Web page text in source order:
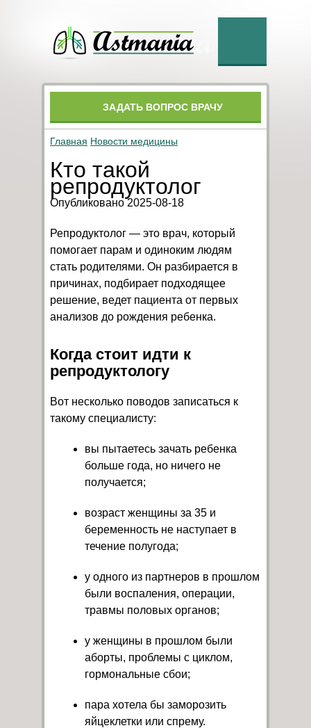
ЗАДАТЬ ВОПРОС ВРАЧУ
Главная Новости медицины
Кто такой
репродуктолог
Опубликовано 2025-08-18
Репродуктолог — это врач, который
помогает парам и одиноким людям
стать родителями. Он разбирается в
причинах, подбирает подходящее
решение, ведет пациента от первых
анализов до рождения ребенка.
Когда стоит идти к
репродуктологу
Вот несколько поводов записаться к
такому специалисту:
вы пытаетесь зачать ребенка
больше года, но ничего не
получается;
возраст женщины за 35 и
беременность не наступает в
течение полугода;
у одного из партнеров в прошлом
были воспаления, операции,
травмы половых органов;
у женщины в прошлом были
аборты, проблемы с циклом,
гормональные сбои;
пара хотела бы заморозить
яйцеклетки или спрему.